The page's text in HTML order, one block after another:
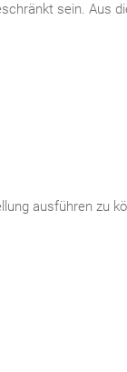
sein. Aus
ausführen zu